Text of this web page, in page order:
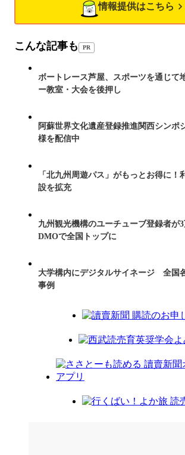
情報提供はこちら
こんな記事も PR
ボートレース芦屋、スポーツを通じ
ー教室・大会を後押し
阿蘇世界文化遺産登録推進関西シン
様を配信中
「北九州周遊パス」がもっとお得に！
設を拡充
九州観光機構のユーチューブ登録者が
DMOで全国トップに
大学構内にデジタルサイネージ 全国
事例